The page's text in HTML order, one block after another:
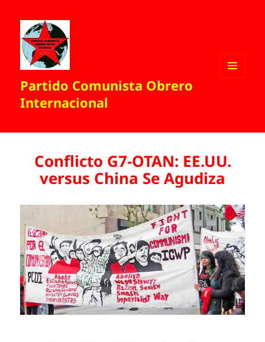
Partido Comunista Obrero
Internacional
Conflicto G7-OTAN: EE.UU.
versus China Se Agudiza